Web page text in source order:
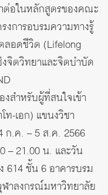
ต่อในหลักสูตรของคณะ
งการอบรมความทางรู้
ลอดชีวิต (Lifelong
จิตวิทยาและจิตบำบัด
งสำหรับผู้ที่สนใจเข้า
-เอก) แขนงวิชา
ก.ค. – 5 ส.ค. 2566
– 21.00 น. และวัน
614 ชั้น 6 อาคารบรม
าลงกรณ์มหาวิทยาลัย